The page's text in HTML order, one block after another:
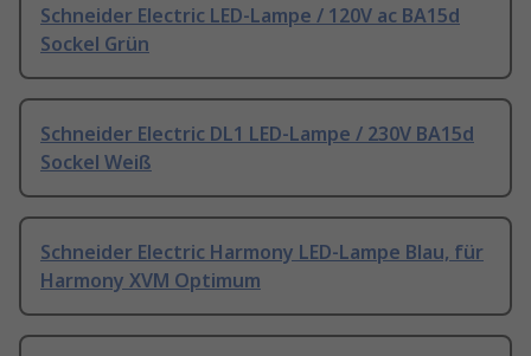
Schneider Electric LED-Lampe / 120V ac BA15d
Sockel Grün
Schneider Electric DL1 LED-Lampe / 230V BA15d
Sockel Weiß
Schneider Electric Harmony LED-Lampe Blau, für
Harmony XVM Optimum